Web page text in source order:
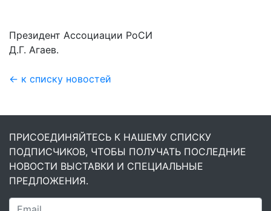
Президент Ассоциации РоСИ
Д.Г. Агаев.
← к списку новостей
ПРИСОЕДИНЯЙТЕСЬ К НАШЕМУ СПИСКУ
ПОДПИСЧИКОВ, ЧТОБЫ ПОЛУЧАТЬ ПОСЛЕДНИЕ
НОВОСТИ ВЫСТАВКИ И СПЕЦИАЛЬНЫЕ
ПРЕДЛОЖЕНИЯ.